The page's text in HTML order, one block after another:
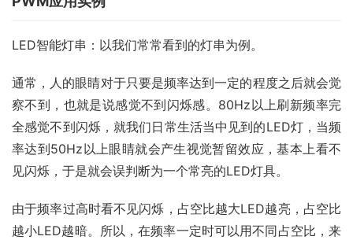
LED智能灯串：以我们常常看到的灯串为例。
通常，人的眼睛对于只要是频率达到一定的程度之后就会觉
察不到，也就是说感觉不到闪烁感。80Hz以上刷新频率完
全感觉不到闪烁，就我们日常生活当中见到的LED灯，当频
率达到50Hz以上眼睛就会产生视觉暂留效应，基本上看不
见闪烁，于是就会误判断为一个常亮的LED灯具。
由于频率过高时看不见闪烁，占空比越大LED越亮，占空比
越小LED越暗。所以，在频率一定时可以用不同占空比，来